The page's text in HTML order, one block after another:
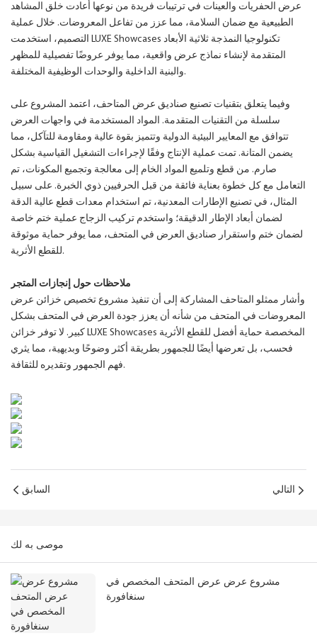
عرض الحفريات والعينات في ترتيبات فريدة من نوعها أعادت خلق المشاهد
الطبيعية مع ضمان السلامة، مما عزز من تفاعل المعروضات. خلال عملية
التصميم، استخدمت LUXE Showcases تكنولوجيا النمذجة ثلاثية الأبعاد
المتقدمة لإنشاء نماذج عرض واقعية، مما يوفر عروضًا تفصيلية للمظهر
والبنية الداخلية والوحدات الوظيفية المختلفة.
وفيما يتعلق بتقنيات تصنيع صناديق عرض المتاحف، اعتمد المشروع على
سلسلة من التقنيات المتقدمة. المواد المستخدمة في واجهات العرض
تتوافق مع المعايير البيئية الدولية وتتميز بقوة عالية ومقاومة للتآكل، مما
يضمن المتانة. تمت عملية الإنتاج وفقًا لإجراءات التشغيل القياسية بشكل
صارم. من قطع وتلميع المواد الخام إلى معالجة وتجميع المكونات، تم
التعامل مع كل خطوة بعناية فائقة من قبل الحرفيين ذوي الخبرة. على سبيل
المثال، في تصنيع الإطارات المعدنية، تم استخدام معدات قطع عالية الدقة
لضمان أبعاد الإطار الدقيقة؛ واستخدم تركيب الزجاج عملية ختم خاصة
لضمان ختم واستقرار صناديق العرض في المتحف، مما يوفر حماية موثوقة
للقطع الأثرية.
ملاحظات حول إنجازات المتجر
وأشار ممثلو المتاحف المشاركة إلى أن تنفيذ مشروع تخصيص خزائن عرض
المعروضات في المتحف من شأنه أن يعزز جودة العرض في المتحف بشكل
كبير. لا توفر خزائن LUXE Showcases المخصصة حماية أفضل للقطع الأثرية
فحسب، بل تعرضها أيضًا للجمهور بطريقة أكثر وضوحًا وبديهية، مما يثري
فهم الجمهور وتقديره للثقافة.
السابق التالي
موصى به لك
مشروع عرض عرض المتحف المخصص في
سنغافورة